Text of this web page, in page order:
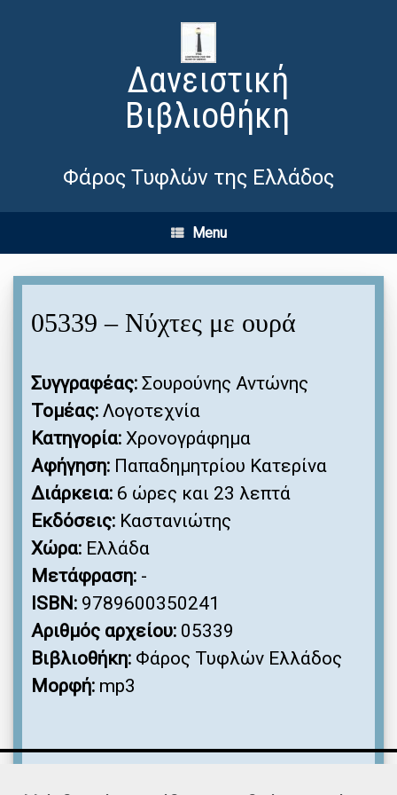
Δανειστική
Βιβλιοθήκη
Φάρος Τυφλών της Ελλάδος
Menu
05339 – Νύχτες με ουρά
Συγγραφέας: Σουρούνης Αντώνης
Τομέας: Λογοτεχνία
Κατηγορία: Χρονογράφημα
Αφήγηση: Παπαδημητρίου Κατερίνα
Διάρκεια: 6 ώρες και 23 λεπτά
Εκδόσεις: Καστανιώτης
Χώρα: Ελλάδα
Μετάφραση: -
ISBN: 9789600350241
Αριθμός αρχείου: 05339
Βιβλιοθήκη: Φάρος Τυφλών Ελλάδος
Μορφή: mp3